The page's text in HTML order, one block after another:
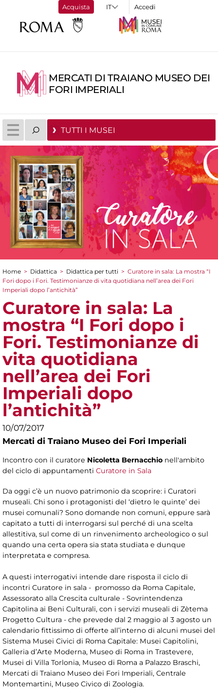
Acquista Accedi
MERCATI DI TRAIANO MUSEO DEI
FORI IMPERIALI
TUTTI I MUSEI
Tu sei qui
Home > Didattica > Didattica per tutti > Curatore in sala: La mostra “I
Fori dopo i Fori. Testimonianze di vita quotidiana nell’area dei Fori
Imperiali dopo l’antichità”
Curatore in sala: La
mostra “I Fori dopo i
Fori. Testimonianze di
vita quotidiana
nell’area dei Fori
Imperiali dopo
l’antichità”
10/07/2017
Mercati di Traiano Museo dei Fori Imperiali
Incontro con il curatore Nicoletta Bernacchio nell'ambito
del ciclo di appuntamenti Curatore in Sala
Da oggi c’è un nuovo patrimonio da scoprire: i Curatori
museali. Chi sono i protagonisti del ‘dietro le quinte’ dei
musei comunali? Sono domande non comuni, eppure sarà
capitato a tutti di interrogarsi sul perché di una scelta
allestitiva, sul come di un rinvenimento archeologico o sul
quando una certa opera sia stata studiata e dunque
interpretata e compresa.
A questi interrogativi intende dare risposta il ciclo di
incontri Curatore in sala - promosso da Roma Capitale,
Assessorato alla Crescita culturale - Sovrintendenza
Capitolina ai Beni Culturali, con i servizi museali di Zètema
Progetto Cultura - che prevede dal 2 maggio al 3 agosto un
calendario fittissimo di offerte all’interno di alcuni musei del
Sistema Musei Civici di Roma Capitale: Musei Capitolini,
Galleria d’Arte Moderna, Museo di Roma in Trastevere,
Musei di Villa Torlonia, Museo di Roma a Palazzo Braschi,
Mercati di Traiano Museo dei Fori Imperiali, Centrale
Montemartini, Museo Civico di Zoologia.